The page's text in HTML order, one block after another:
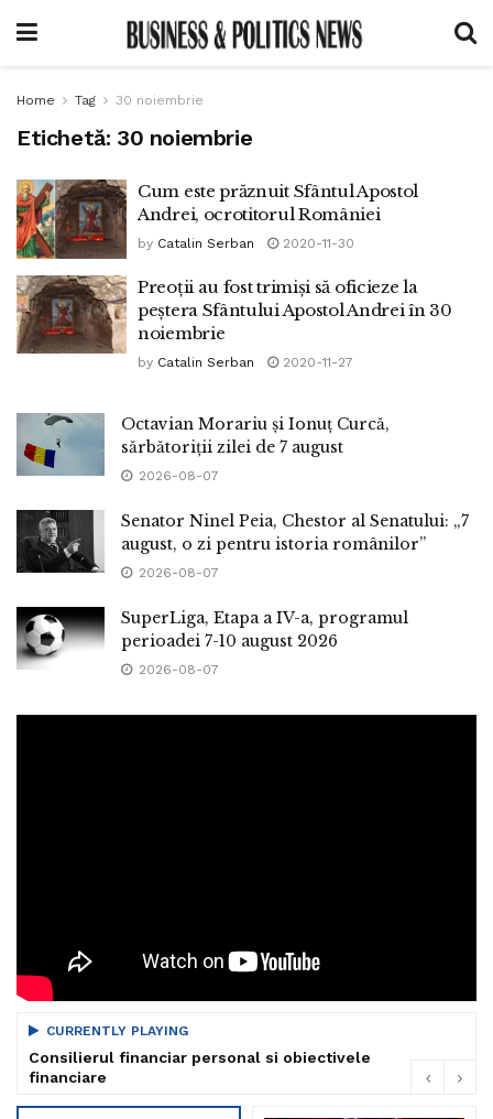
Home Tag 30 noiembrie
Etichetă: 30 noiembrie
Cum este prăznuit Sfântul Apostol
Andrei, ocrotitorul României
by Catalin Serban 2020-11-30
Preoții au fost trimiși să oficieze la
peștera Sfântului Apostol Andrei în 30
noiembrie
by Catalin Serban 2020-11-27
Octavian Morariu și Ionuț Curcă,
sărbătoriții zilei de 7 august
2026-08-07
Senator Ninel Peia, Chestor al Senatului: „7
august, o zi pentru istoria românilor”
2026-08-07
SuperLiga, Etapa a IV-a, programul
perioadei 7-10 august 2026
2026-08-07
CURRENTLY PLAYING
Consilierul financiar personal si obiectivele
financiare